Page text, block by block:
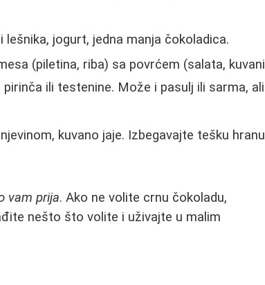
lešnika, jogurt, jedna manja čokoladica.
(piletina, riba) sa povrćem (salata, kuvani
ili testenine. Može i pasulj ili sarma, ali
kuvano jaje. Izbegavajte tešku hranu
vam prija. Ako ne volite crnu čokoladu,
nešto što volite i uživajte u malim